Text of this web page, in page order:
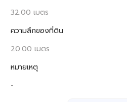
32.00 เมตร
ความลึกของที่ดิน
20.00 เมตร
หมายเหตุ
-